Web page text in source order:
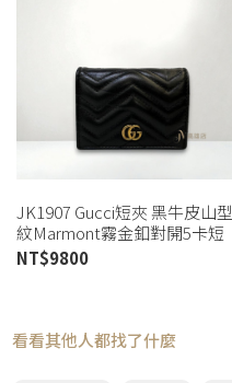
JK1907 Gucci短夾 黑牛皮山型
紋Marmont霧金釦對開5卡短
夾(高雄店)
NT$9800
看看其他人都找了什麼